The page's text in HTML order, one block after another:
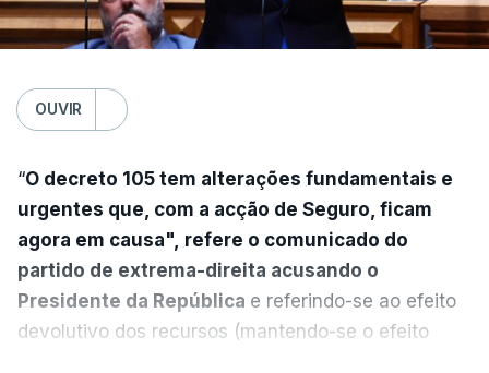
OUVIR
“O decreto 105 tem alterações fundamentais e
urgentes que, com a acção de Seguro, ficam
agora em causa", refere o comunicado do
partido de extrema-direita acusando o
Presidente da República e referindo-se ao efeito
devolutivo dos recursos (mantendo-se o efeito